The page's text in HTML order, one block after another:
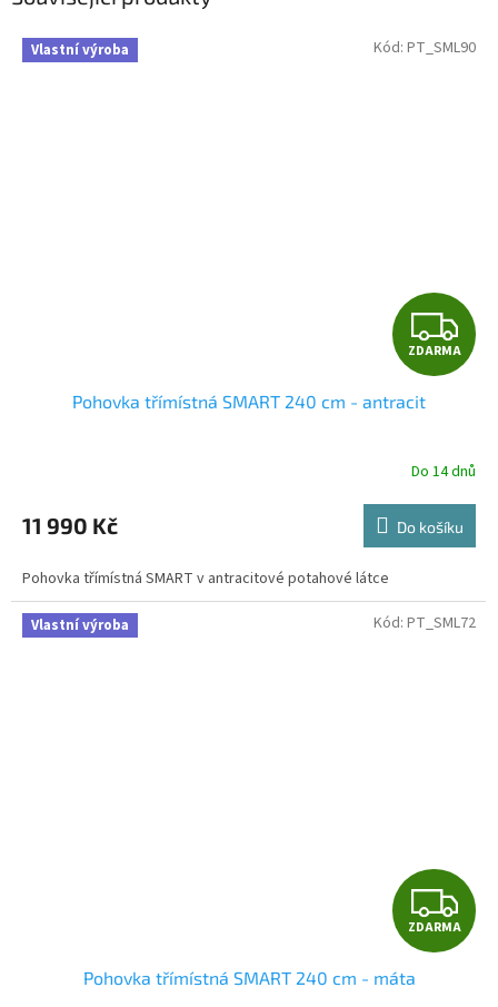
Vlastní výroba
Z
D
R
M
A
ZDARMA
Pohovka třímístná SMART 240 cm - antracit
Do 14 dnů
11 990 Kč Do košíku
Pohovka třímístná SMART v antracitové potahové látce
Kód: PT_SML90
Vlastní výroba
Z
D
ZDARMA
Pohovka třímístná SMART 240 cm - máta
Kód: PT_SML72